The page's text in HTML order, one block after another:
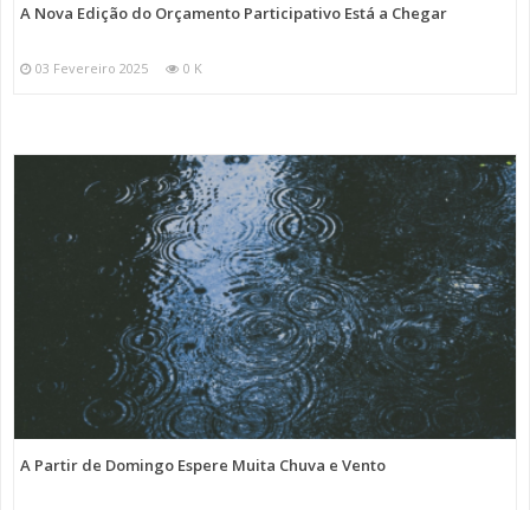
A Nova Edição do Orçamento Participativo Está a Chegar
03 Fevereiro 2025 0 K
A Partir de Domingo Espere Muita Chuva e Vento